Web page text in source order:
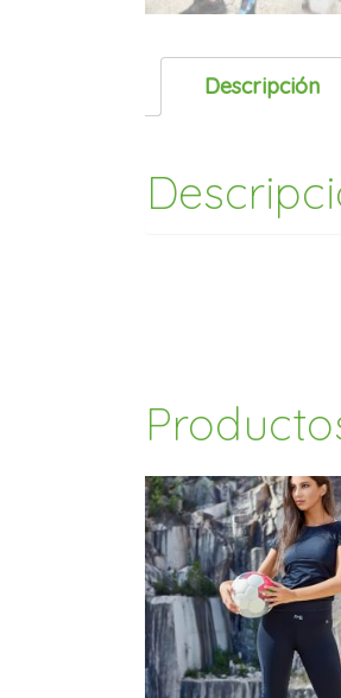
Descripción